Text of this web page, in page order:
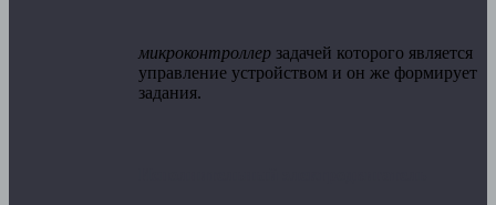
микроконтроллерзадачей которого является
управление устройством и он же формирует
задания.